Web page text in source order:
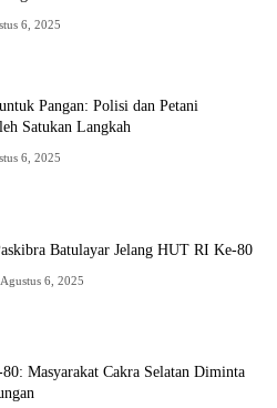
6, 2025
Pangan: Polisi dan Petani
Satukan Langkah
6, 2025
Batulayar Jelang HUT RI Ke-80
Agustus 6, 2025
Masyarakat Cakra Selatan Diminta